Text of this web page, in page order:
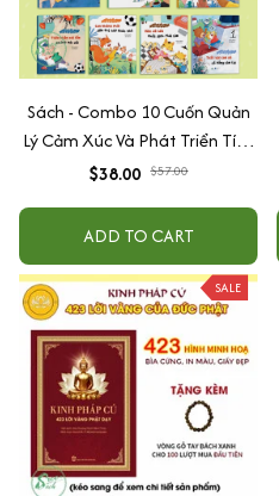
Sách - Combo 10 Cuốn Quản
Lý Cảm Xúc Và Phát Triển Tính
Cách Cho Bé Từ 2 - 6 Tuổi
$38.00 $57.00
ADD TO CART
SALE